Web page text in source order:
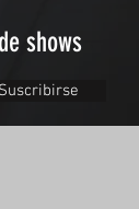
shows
Suscribirse